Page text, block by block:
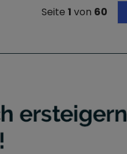
Seite 1 von 60